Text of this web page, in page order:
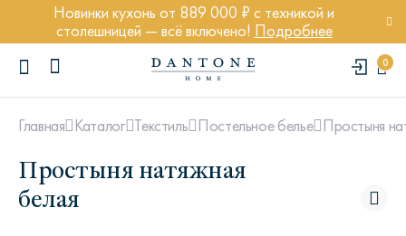
Новинки кухонь от 889 000 ₽ с техникой и
столешницей — всё включено! Подробнее
0
Главная Каталог Текстиль Постельное белье Простыня
Простыня натяжная
белая